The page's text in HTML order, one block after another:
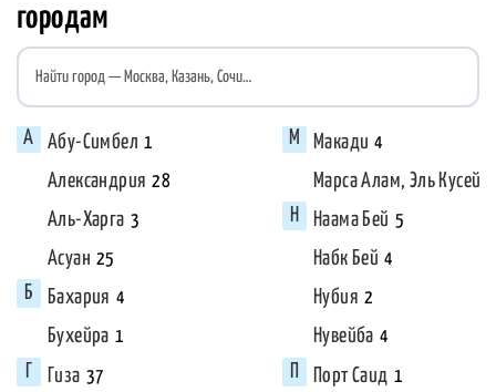
городам
Найти город
Абу-Симбел 1
Александрия 28
Аль-Харга 3
Асуан 25
Бахария 4
Бухейра 1
Гиза 37
Макади 4
Марса Алам, Эль Кусейр
Наама Бей 5
Набк Бей 4
Нубия 2
Нувейба 4
Порт Саид 1